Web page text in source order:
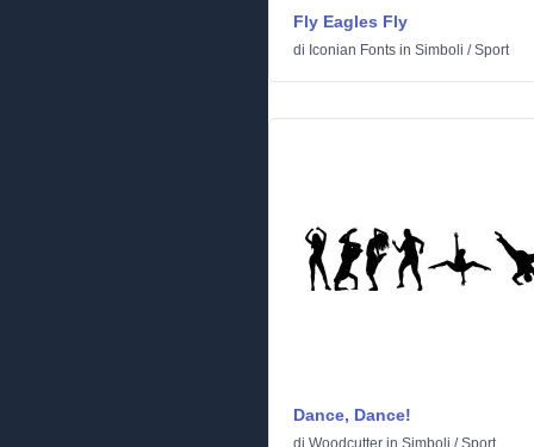
Fly Eagles Fly
di Iconian Fonts in Simboli /Sport
Dance, Dance!
di Woodcutter in Simboli /Sport